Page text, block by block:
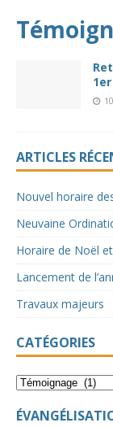
ARTICLES
Nouvel horaire
Neuvaine
Horaire de Noël
Lancement de
Travaux majeurs
CATÉGORIES